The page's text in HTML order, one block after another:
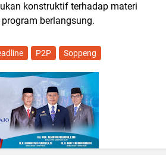
konstruktif terhadap materi
berlangsung.
P2P Soppeng